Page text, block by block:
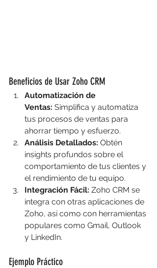
Beneficios de Usar Zoho CRM
Automatización de
Ventas: Simplifica y automatiza
tus procesos de ventas para
ahorrar tiempo y esfuerzo.
Análisis Detallados: Obtén
insights profundos sobre el
comportamiento de tus clientes y
el rendimiento de tu equipo.
Integración Fácil: Zoho CRM se
integra con otras aplicaciones de
Zoho, así como con herramientas
populares como Gmail, Outlook
y LinkedIn.
Ejemplo Práctico